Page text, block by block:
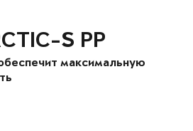
S PP
максимальную